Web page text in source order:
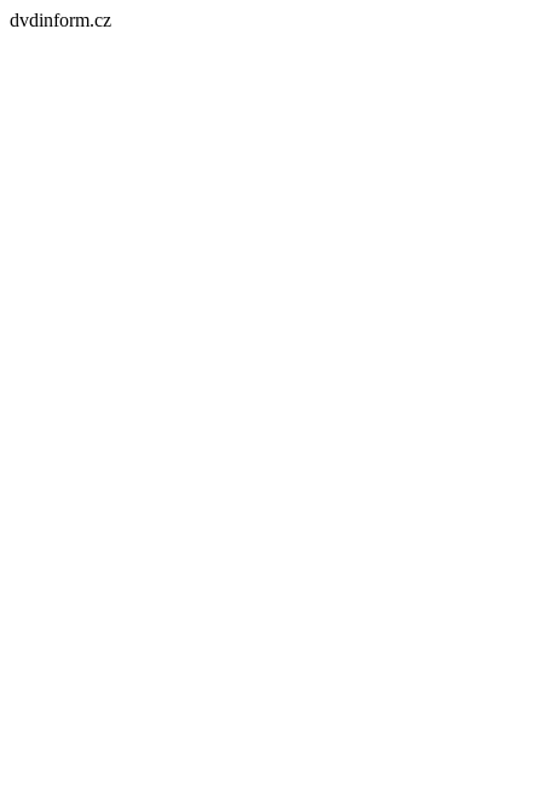
dvdinform.cz